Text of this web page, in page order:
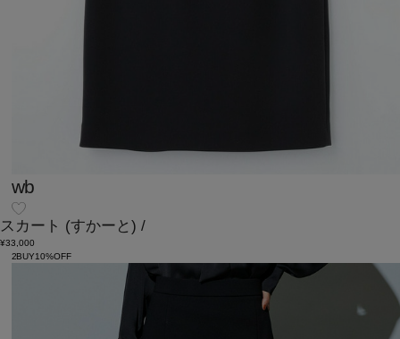
wb
スカート (すかーと) /
¥33,000
2BUY10%OFF